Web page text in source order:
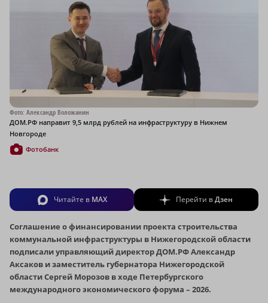
Фото: Александр Воложанин
ДОМ.РФ направит 9,5 млрд рублей на инфраструктуру в Нижнем
Новгороде
Фотобанк
Читайте в MAX Перейти вДзен
Соглашение о финансировании проекта строительства
коммунальной инфраструктуры в Нижегородской области
подписали управляющий директор ДОМ.РФ Александр
Аксаков и заместитель губернатора Нижегородской
области Сергей Морозов в ходе Петербургского
международного экономического форума – 2026.